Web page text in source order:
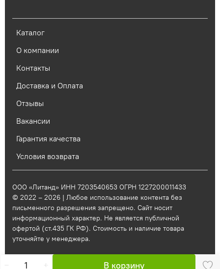
В корзину
Каталог
О компании
Контакты
Доставка и Оплата
Отзывы
Вакансии
Гарантия качества
Условия возврата
ООО «Литанд» ИНН 7203540653 ОГРН 1227200011433
© 2022 – 2026 | Любое использование контента без
письменного разрешения запрещено. Сайт носит
информационный характер. Не является публичной
офертой (ст.435 ГК РФ). Стоимость и наличие товара
уточняйте у менеджера.